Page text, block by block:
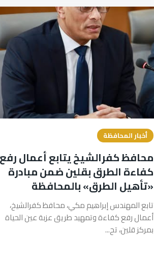
أخبار المحافظة
محافظ كفرالشيخ يتابع أعمال رفع
كفاءة الطرق بقلين ضمن مبادرة
«تأهيل الطرق» بالمحافظة
تابع المهندس إبراهيم مكي، محافظ كفرالشيخ،
أعمال رفع كفاءة وتمهيد طريق عزبة عين الحياة
بمركز قلين، تح...